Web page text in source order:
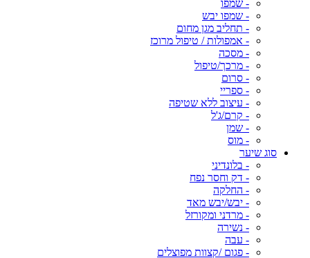
- שמפו
- שמפו יבש
- תחליב מגן מחום
- אמפולות / טיפול מרוכז
- מסכה
- מרכך/טיפול
- סרום
- ספריי
- עיצוב ללא שטיפה
- קרם/ג'ל
- שמן
- מוס
סוג שיער
- בלונדיני
- דק וחסר נפח
- החלקה
- יבש/יבש מאד
- מרדני ומקורזל
- נשירה
- עבה
- פגום /קצוות מפוצלים